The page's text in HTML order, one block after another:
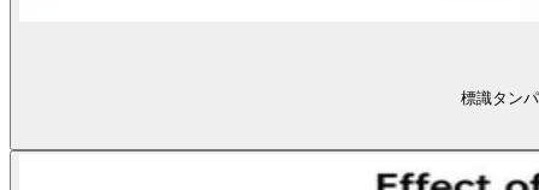
標識タン